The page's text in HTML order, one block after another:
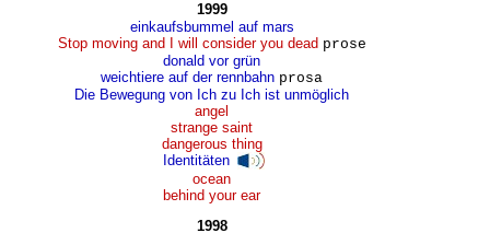
1999
einkaufsbummel auf mars
Stop moving and I will consider you dead prose
donald vor grün
weichtiere auf der rennbahn prosa
Die Bewegung von Ich zu Ich ist unmöglich
angel
strange saint
dangerous thing
Identitäten
ocean
behind your ear
1998